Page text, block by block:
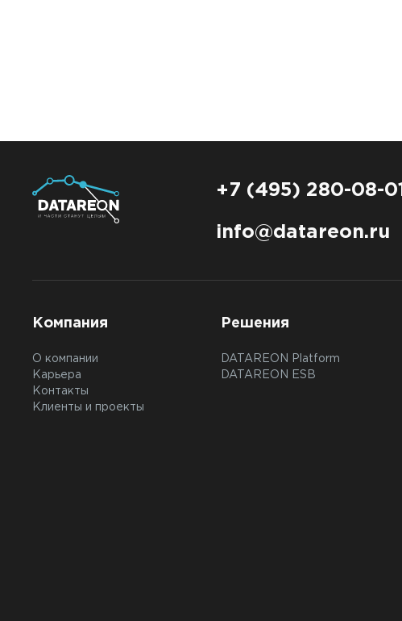
+7 (495) 280-08-01
info@datareon.ru
Компания
О компании
Карьера
Контакты
Клиенты и проекты
Решения
DATAREON Platform
DATAREON ESB